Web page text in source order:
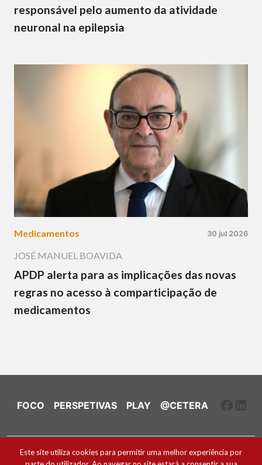
responsável pelo aumento da atividade
neuronal na epilepsia
Medicamentos 30 jul 2026
JOSÉ MANUEL BOAVIDA
APDP alerta para as implicações das novas
regras no acesso à comparticipação de
medicamentos
FOCO PERSPETIVAS PLAY @CETERA
Ficha Técnica e Estatuto Editorial
Este site utiliza cookies para permitir uma melhor experiência por